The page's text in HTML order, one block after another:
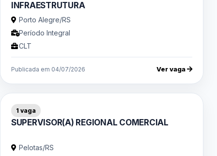
INFRAESTRUTURA
Porto Alegre/RS
Período Integral
CLT
Publicada em 04/07/2026 Ver vaga
1 vaga
SUPERVISOR(A) REGIONAL COMERCIAL
Pelotas/RS